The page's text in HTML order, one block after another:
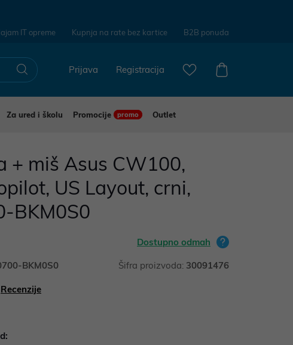
IT opreme Kupnja na rate bez kartice B2B ponuda
Registracija
Prijava
Za ured i školu Promocije promo
Outlet
+ miš Asus CW100,
US Layout, crni,
BKM0S0
Dostupno odmah
BKM0S0 Šifra proizvoda: 30091476
Recenzije